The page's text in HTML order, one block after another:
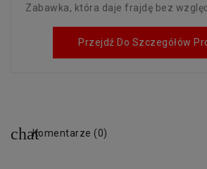
Zabawka, która daje frajdę bez
Przejdź Do Szczegółów
Komentarze (0)